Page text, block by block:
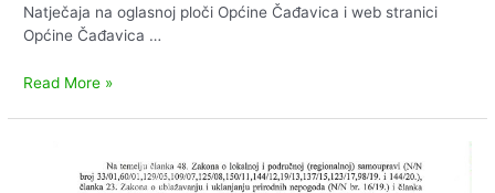
Natječaja na oglasnoj ploči Općine Čađavica i web stranici
Općine Čađavica …
OBAVIJEST
vlasništvu
Read More »